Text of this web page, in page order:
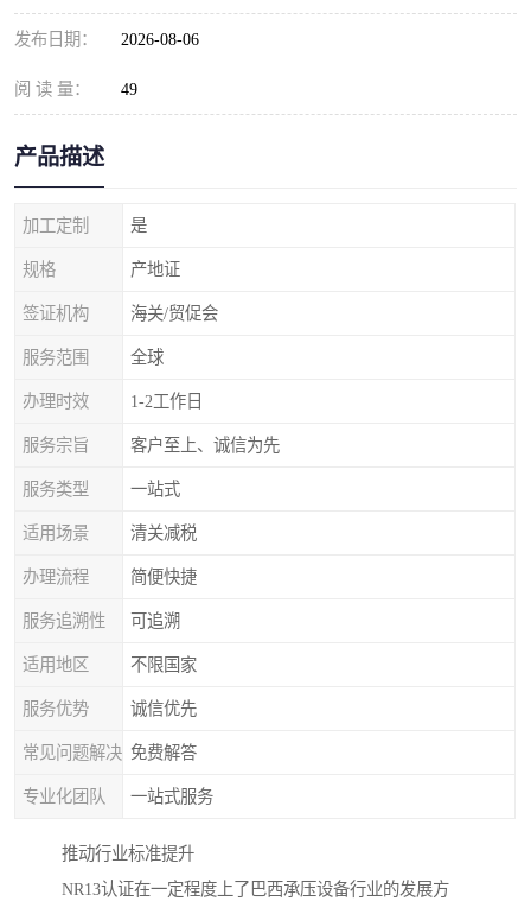
发布日期： 2026-08-06
阅 读 量： 49
产品描述
加工定制 是
规格 产地证
签证机构 海关/贸促会
服务范围 全球
办理时效 1-2工作日
服务宗旨 客户至上、诚信为先
服务类型 一站式
适用场景 清关减税
办理流程 简便快捷
服务追溯性 可追溯
适用地区 不限国家
服务优势 诚信优先
常见问题解决 免费解答
专业化团队 一站式服务
推动行业标准提升
NR13认证在一定程度上了巴西承压设备行业的发展方